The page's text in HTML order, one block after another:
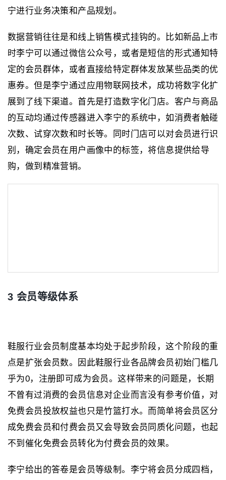
宁进行业务决策和产品规划。
数据营销往往是和线上销售模式挂钩的。比如新品上市
时李宁可以通过微信公众号，或者是短信的形式通知特
定的会员群体，或者直接给特定群体发放某些品类的优
惠券。但是李宁通过应用物联网技术，成功将数字化扩
展到了线下渠道。首先是打造数字化门店。客户与商品
的互动均通过传感器进入李宁的系统中，如消费者触碰
次数、试穿次数和时长等。同时门店可以对会员进行识
别，确定会员在用户画像中的标签，将信息提供给导
购，做到精准营销。
3 会员等级体系
鞋服行业会员制度基本均处于起步阶段，这个阶段的重
点是扩张会员数。因此鞋服行业各品牌会员初始门槛几
乎为0，注册即可成为会员。这样带来的问题是，长期
不曾有过消费的会员信息对企业而言没有参考价值，对
免费会员投放权益也只是竹篮打水。而简单将会员区分
成免费会员和付费会员又会导致会员同质化问题，也起
不到催化免费会员转化为付费会员的效果。
李宁给出的答卷是会员等级制。李宁将会员分成四档，